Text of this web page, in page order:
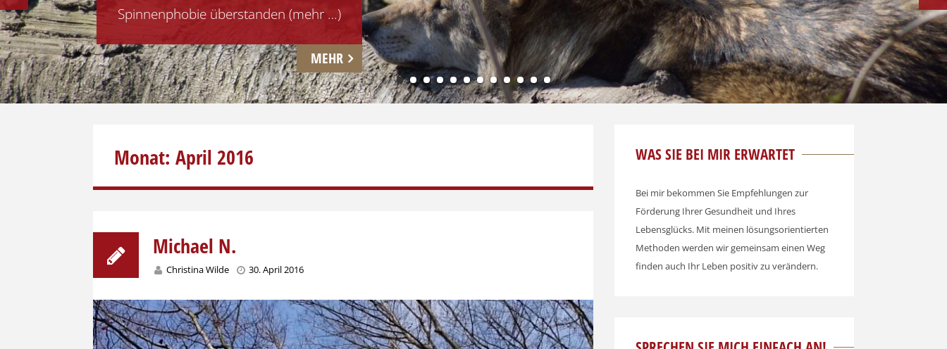
Spinnenphobie überstanden (mehr …)
MEHR
PREVIOUS
1 2 3 4 5 6 7 8 9 101112
Monat: April 2016
Michael N.
Christina Wilde 30. April 2016
WAS SIE BEI MIR ERWARTET
Bei mir bekommen Sie Empfehlungen zur
Förderung Ihrer Gesundheit und Ihres
Lebensglücks. Mit meinen lösungsorientierten
Methoden werden wir gemeinsam einen Weg
finden auch Ihr Leben positiv zu verändern.